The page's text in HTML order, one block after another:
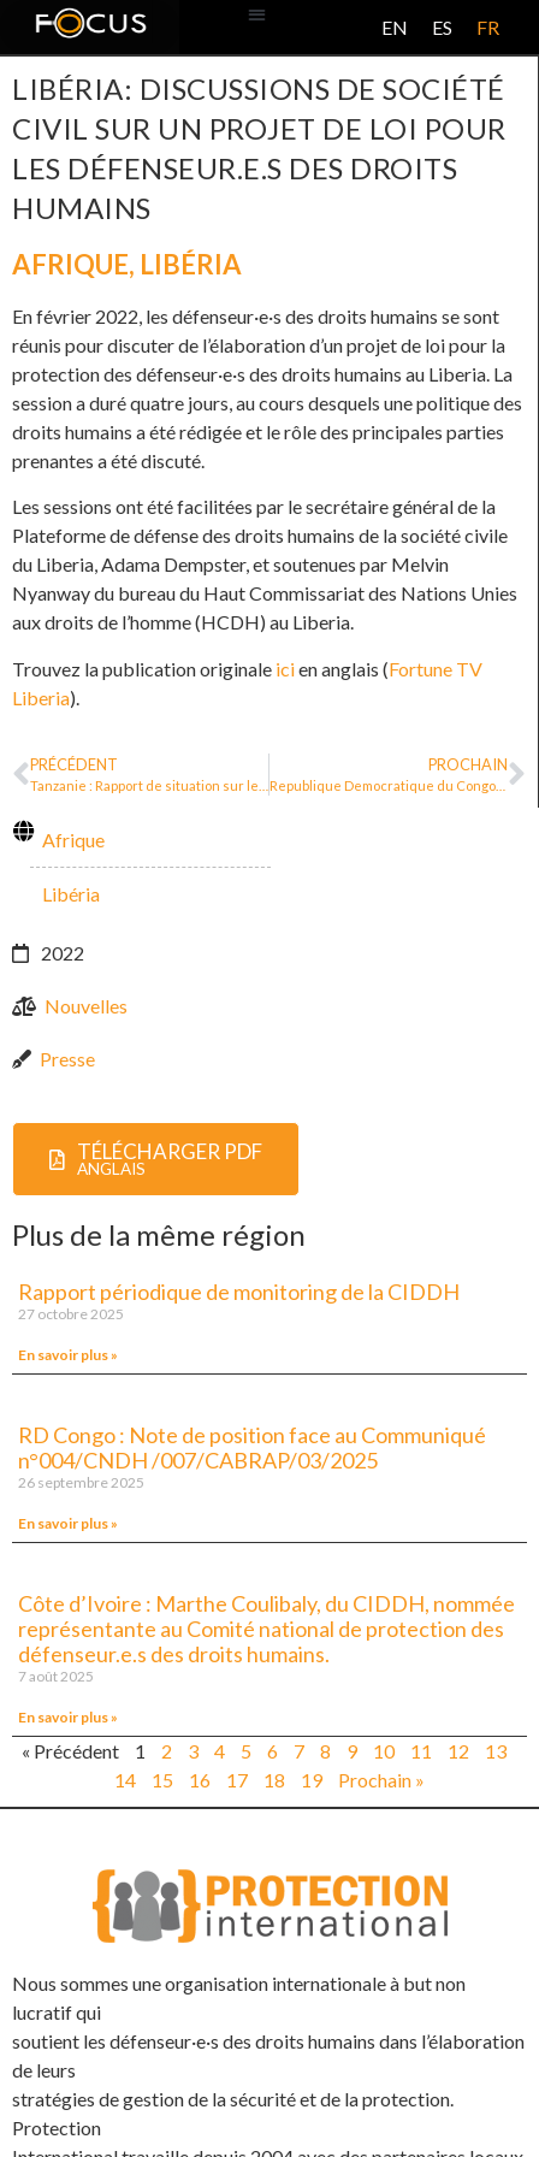
EN ES FR
LIBÉRIA: DISCUSSIONS DE SOCIÉTÉ
CIVIL SUR UN PROJET DE LOI POUR
LES DÉFENSEUR.E.S DES DROITS
HUMAINS
AFRIQUE, LIBÉRIA
En février 2022, les défenseur·e·s des droits humains se sont
réunis pour discuter de l’élaboration d’un projet de loi pour la
protection des défenseur·e·s des droits humains au Liberia. La
session a duré quatre jours, au cours desquels une politique des
droits humains a été rédigée et le rôle des principales parties
prenantes a été discuté.
Les sessions ont été facilitées par le secrétaire général de la
Plateforme de défense des droits humains de la société civile
du Liberia, Adama Dempster, et soutenues par Melvin
Nyanway du bureau du Haut Commissariat des Nations Unies
aux droits de l’homme (HCDH) au Liberia.
Trouvez la publication originale icien anglais (Fortune TV
Liberia).
PRÉCÉDENT PROCHAIN
Afrique
Libéria
2022
Nouvelles
Presse
TÉLÉCHARGER PDF
ANGLAIS
Plus de la même région
Rapport périodique de monitoring de la CIDDH
27 octobre 2025
En savoir plus »
RD Congo : Note de position face au Communiqué
n°004/CNDH /007/CABRAP/03/2025
26 septembre 2025
En savoir plus »
Côte d’Ivoire : Marthe Coulibaly, du CIDDH, nommée
représentante au Comité national de protection des
défenseur.e.s des droits humains.
7 août 2025
En savoir plus »
« Précédent 1 2 3 4 5 6 7 8 9 10 11 12
13
14
15 16 17 18 19 Prochain »
Nous sommes une organisation internationale à but non
lucratif qui
soutient les défenseur·e·s des droits humains dans l’élaboration
de leurs
stratégies de gestion de la sécurité et de la protection.
Protection